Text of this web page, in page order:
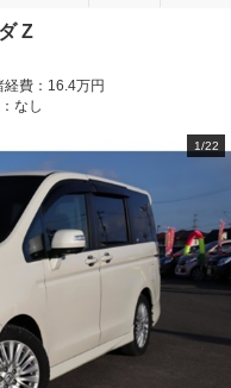
Z
経費： 16.4万円
なし
1/22